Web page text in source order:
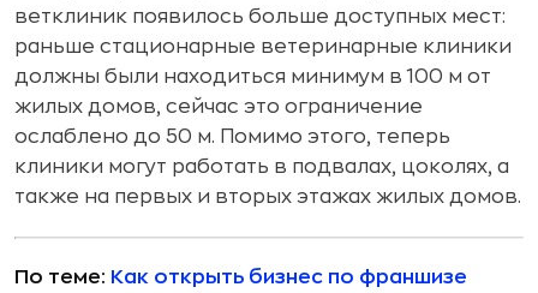
ветклиник появилось больше доступных мест:
раньше стационарные ветеринарные клиники
должны были находиться минимум в 100 м от
жилых домов, сейчас это ограничение
ослаблено до 50 м. Помимо этого, теперь
клиники могут работать в подвалах, цоколях, а
также на первых и вторых этажах жилых домов.
По теме: Как открыть бизнес по франшизе